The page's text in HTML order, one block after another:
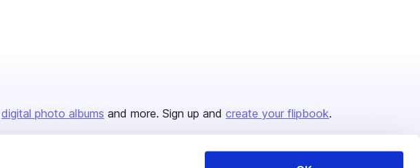
digital photo albums and more. Sign up and create your flipbook.